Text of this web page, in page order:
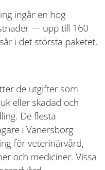
ingår en hög
— upp till 160
i det största paketet.
de utgifter som
eller skadad och
De flesta
i Vänersborg
för veterinärvård,
och mediciner. Vissa